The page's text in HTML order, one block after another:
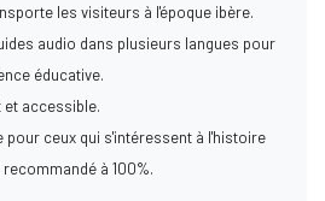
les visiteurs à l'époque ibère.
audio dans plusieurs langues pour
éducative.
et accessible.
pour ceux qui s'intéressent à l'histoire
à 100%.